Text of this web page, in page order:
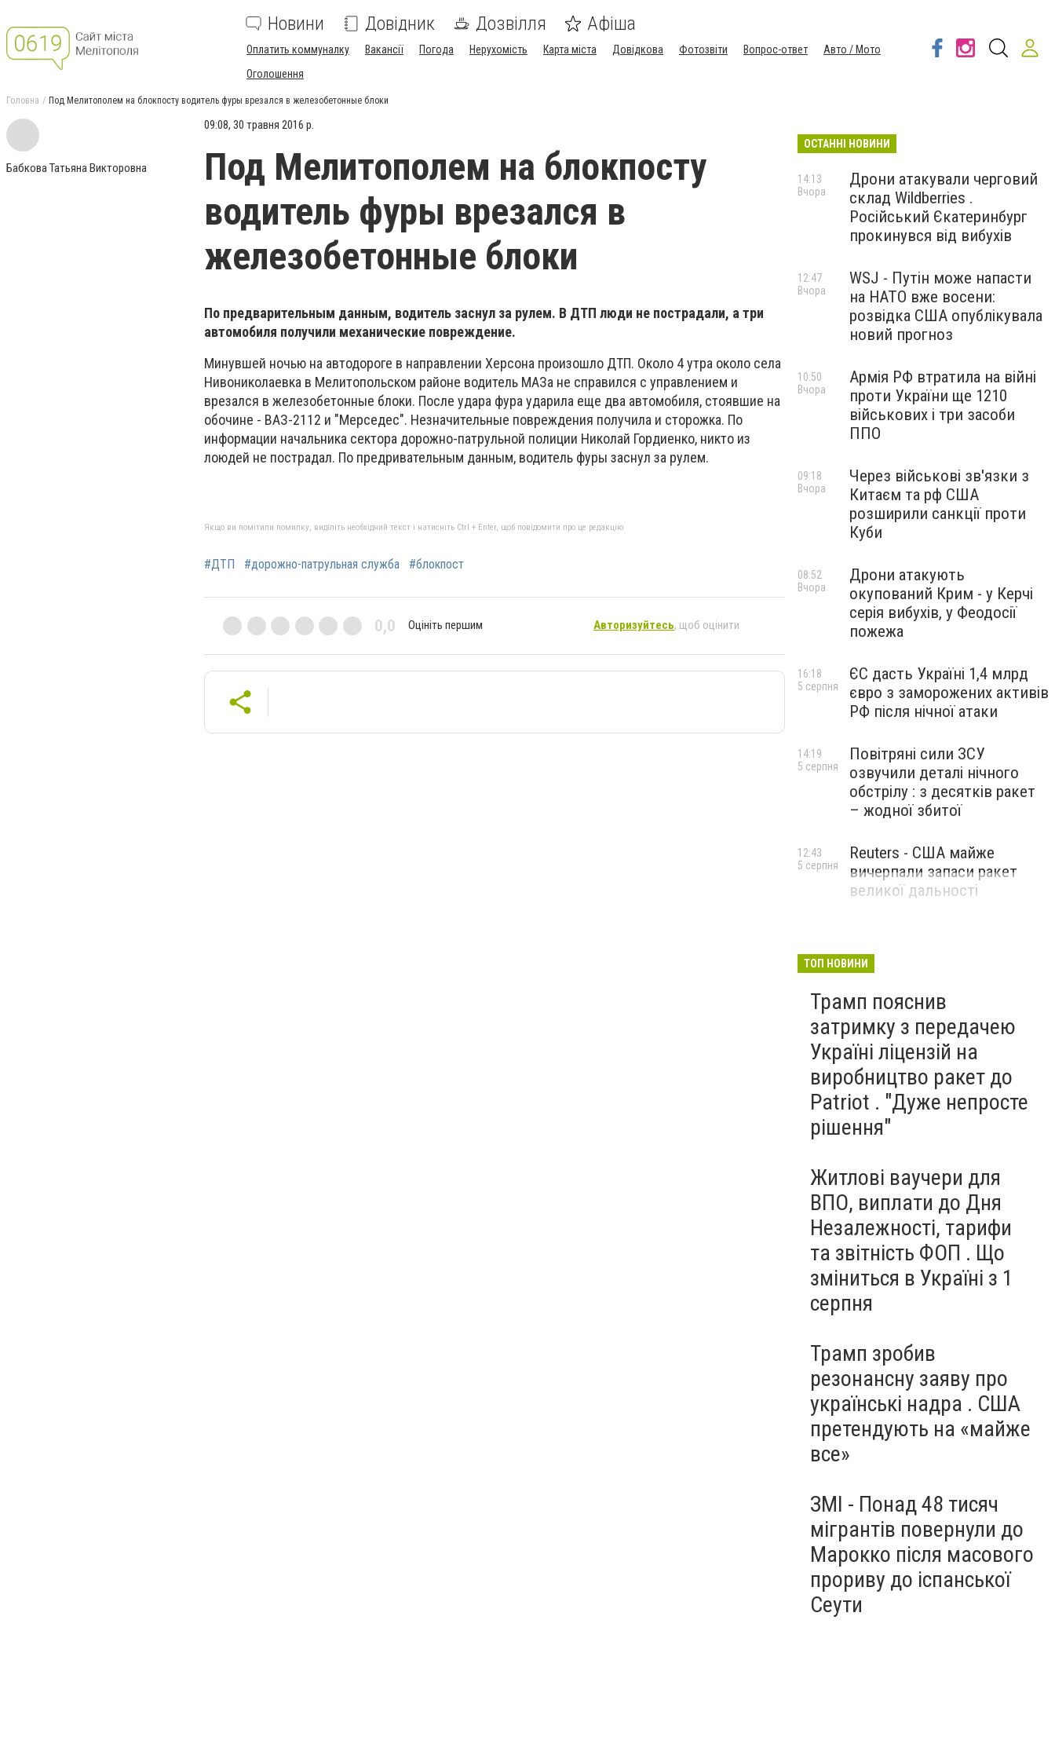
Новини Довідник Дозвілля Афіша
Оплатить коммуналку Вакансії Погода Нерухомість Карта міста Довідкова Фотозвіти Вопрос-ответ
Авто / Мото
Оголошення
Головна Под Мелитополем на блокпосту водитель фуры врезался в железобетонные блоки
Бабкова Татьяна Викторовна
09:08, 30 травня 2016 р.
Под Мелитополем на блокпосту
водитель фуры врезался в
железобетонные блоки
По предварительным данным, водитель заснул за рулем. В ДТП люди не пострадали, а три
автомобиля получили механические повреждение.
Минувшей ночью на автодороге в направлении Херсона произошло ДТП. Около 4 утра около села
Нивониколаевка в Мелитопольском районе водитель МАЗа не справился с управлением и
врезался в железобетонные блоки. После удара фура ударила еще два автомобиля, стоявшие на
обочине - ВАЗ-2112 и "Мерседес". Незначительные повреждения получила и сторожка. По
информации начальника сектора дорожно-патрульной полиции Николай Гордиенко, никто из
лоюдей не пострадал. По предривательным данным, водитель фуры заснул за рулем.
Якщо ви помітили помилку, виділіть необхідний текст і натисніть Ctrl + Enter, щоб повідомити про це редакцію
#ДТП #дорожно-патрульная служба #блокпост
0,0 Оцініть першим Авторизуйтесь, щоб оцінити
ОСТАННІ НОВИНИ
Дрони атакували черговий
склад Wildberries .
Російський Єкатеринбург
прокинувся від вибухів
14:13
Вчора
WSJ - Путін може напасти
на НАТО вже восени:
розвідка США опублікувала
новий прогноз
12:47
Вчора
Армія РФ втратила на війні
проти України ще 1210
військових і три засоби
ППО
10:50
Вчора
Через військові зв'язки з
Китаєм та рф США
розширили санкції проти
Куби
09:18
Вчора
Дрони атакують
окупований Крим - у Керчі
серія вибухів, у Феодосії
пожежа
08:52
Вчора
ЄС дасть Україні 1,4 млрд
євро з заморожених активів
РФ після нічної атаки
16:18
5 серпня
Повітряні сили ЗСУ
озвучили деталі нічного
обстрілу : з десятків ракет
– жодної збитої
14:19
5 серпня
Reuters - США майже
вичерпали запаси ракет
великої дальності
12:43
5 серпня
ТОП НОВИНИ
Трамп пояснив
затримку з передачею
Україні ліцензій на
виробництво ракет до
Patriot . "Дуже непросте
рішення"
Житлові ваучери для
ВПО, виплати до Дня
Незалежності, тарифи
та звітність ФОП . Що
зміниться в Україні з 1
серпня
Трамп зробив
резонансну заяву про
українські надра . США
претендують на «майже
все»
ЗМІ - Понад 48 тисяч
мігрантів повернули до
Марокко після масового
прориву до іспанської
Сеути